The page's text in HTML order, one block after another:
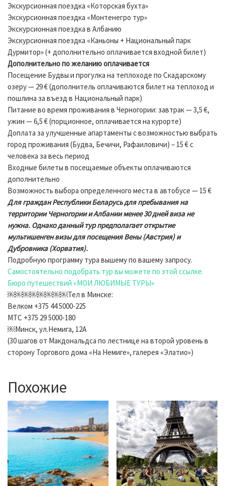
Экскурсионная поездка «Которская бухта»
Экскурсионная поездка «Монтенегро тур»
Экскурсионная поездка в Албанию
Экскурсионная поездка «Каньоны + Национальный парк
Дурмитор» (+ дополнительно оплачивается входной билет)
Дополнительно по желанию оплачивается
Посещение Будвы и прогулка на теплоходе по Скадарскому
озеру — 29 € (дополнитель оплачиваются билет на теплоход и
пошлина за въезд в Национальный парк)
Питание во время проживания в Черногории: завтрак — 3,5 €,
ужин — 6,5 € (порционное, оплачивается на курорте)
Доплата за улучшенные апартаменты с возможностью выбрать
город проживания (Будва, Бечичи, Рафаиловичи) – 15 € c
человека за весь период
Входные билеты в посещаемые объекты оплачиваются
дополнительно
Возможность выбора определенного места в автобусе — 15 €
Для граждан Республики Беларусь для пребывания на
территории Черногории и Албании менее 30 дней виза не
нужна. Однако данный тур предполагает открытие
мультишенген визы для посещения Вены (Австрия) и
Дубровника (Хорватия).
Подробную программу тура вышему по вашему запросу.
Самостоятельно подобрать тур вы можете по этой ссылке.
Бюро путешествий «МОИ ЛЮБИМЫЕ ТУРЫ»
￼￼￼￼￼￼￼￼Тел в Минске:
Велком +375 44 5000-225
МТС +375 29 5000-180
￼Минск, ул.Немига, 12А
(30 шагов от Макдональдса по лестнице на второй уровень в
сторону Торгового дома «На Немиге», галерея «Элатио»)
Похожие